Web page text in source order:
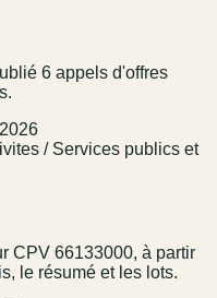
6 appels d'offres
/ Services publics et
CPV 66133000, à partir
le résumé et les lots.